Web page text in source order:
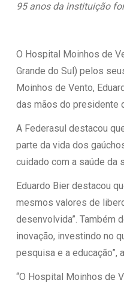
Farmácia
Fisioterapia
95 anos da instituição
O Hospital Moinhos de
Grande do Sul) pelos
Moinhos de Vento,
das mãos do presidente
A Federasul destacou
parte da vida dos
cuidado com a saúde da
Eduardo Bier destacou
mesmos valores de
desenvolvida”. Também
inovação, investindo no
pesquisa e a educação”,
“O Hospital Moinhos de